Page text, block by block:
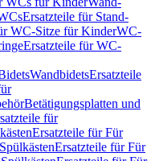
Ersatzteile für Stand-
WC-Sitze für KinderWC-
Ersatzteile für WC-
WandbidetsErsatzteile
Betätigungsplatten und
für
Ersatzteile für Für
Ersatzteile für Für